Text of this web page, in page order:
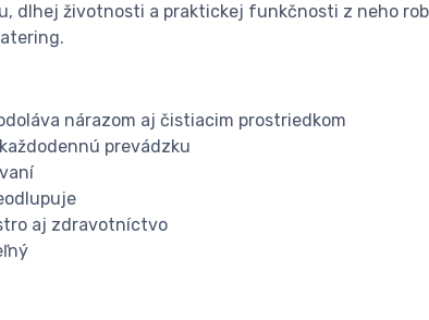
dlhej životnosti a praktickej funkčnosti z neho
nárazom aj čistiacim prostriedkom
prevádzku
aj zdravotníctvo